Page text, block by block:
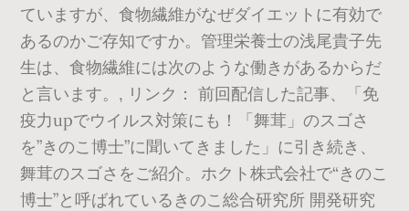
ていますが、食物繊維がなぜダイエットに有効で
あるのかご存知ですか。管理栄養士の浅尾貴子先
生は、食物繊維には次のような働きがあるからだ
と言います。, リンク： 前回配信した記事、「免
疫力upでウイルス対策にも！「舞茸」のスゴさ
を”きのこ博士”に聞いてきました」に引き続き、
舞茸のスゴさをご紹介。ホクト株式会社で“きのこ
博士”と呼ばれているきのこ総合研究所 開発研究